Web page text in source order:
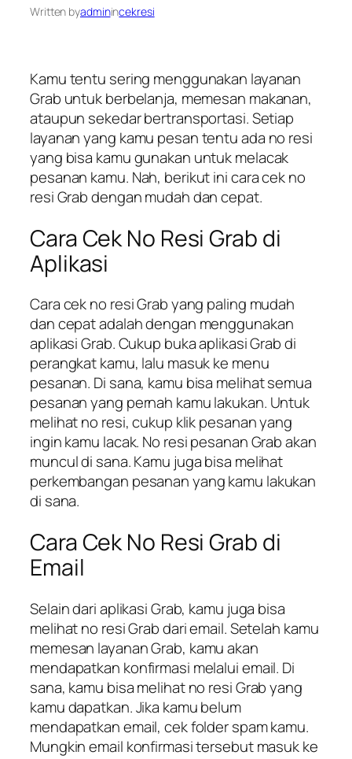
Written byadminincekresi
Kamu tentu sering menggunakan layanan
Grab untuk berbelanja, memesan makanan,
ataupun sekedar bertransportasi. Setiap
layanan yang kamu pesan tentu ada no resi
yang bisa kamu gunakan untuk melacak
pesanan kamu. Nah, berikut ini cara cek no
resi Grab dengan mudah dan cepat.
Cara Cek No Resi Grab di
Aplikasi
Cara cek no resi Grab yang paling mudah
dan cepat adalah dengan menggunakan
aplikasi Grab. Cukup buka aplikasi Grab di
perangkat kamu, lalu masuk ke menu
pesanan. Di sana, kamu bisa melihat semua
pesanan yang pernah kamu lakukan. Untuk
melihat no resi, cukup klik pesanan yang
ingin kamu lacak. No resi pesanan Grab akan
muncul di sana. Kamu juga bisa melihat
perkembangan pesanan yang kamu lakukan
di sana.
Cara Cek No Resi Grab di
Email
Selain dari aplikasi Grab, kamu juga bisa
melihat no resi Grab dari email. Setelah kamu
memesan layanan Grab, kamu akan
mendapatkan konfirmasi melalui email. Di
sana, kamu bisa melihat no resi Grab yang
kamu dapatkan. Jika kamu belum
mendapatkan email, cek folder spam kamu.
Mungkin email konfirmasi tersebut masuk ke